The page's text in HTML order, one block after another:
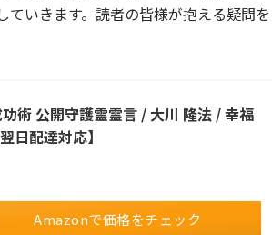
いきます。読者の皆様が抱える疑問を
術 公開守護霊霊言 / 大川 隆法 / 幸福
日配達対応】
Amazonで価格をチェック